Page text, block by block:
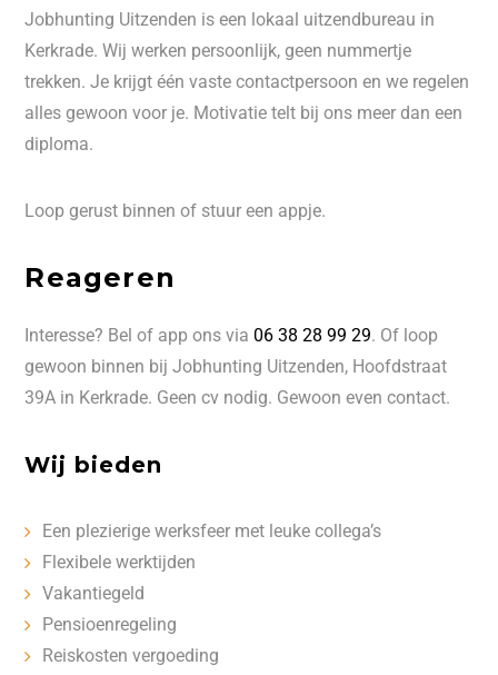
Jobhunting Uitzenden is een lokaal uitzendbureau in
Kerkrade. Wij werken persoonlijk, geen nummertje
trekken. Je krijgt één vaste contactpersoon en we regelen
alles gewoon voor je. Motivatie telt bij ons meer dan een
diploma.
Loop gerust binnen of stuur een appje.
Reageren
Interesse? Bel of app ons via06 38 28 99 29. Of loop
gewoon binnen bij Jobhunting Uitzenden, Hoofdstraat
39A in Kerkrade. Geen cv nodig. Gewoon even contact.
Wij bieden
Een plezierige werksfeer met leuke collega’s
Flexibele werktijden
Vakantiegeld
Pensioenregeling
Reiskosten vergoeding